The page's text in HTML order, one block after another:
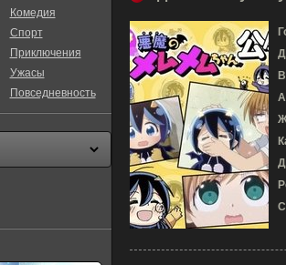
Комедия
Спорт
Приключения
Ужасы
Повседневность